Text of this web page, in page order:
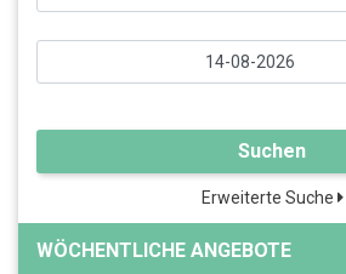
Suchen
Erweiterte Suche
WÖCHENTLICHE ANGEBOTE